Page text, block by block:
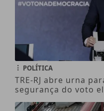
POLÍTICA
TRE-RJ abre urna
segurança do voto